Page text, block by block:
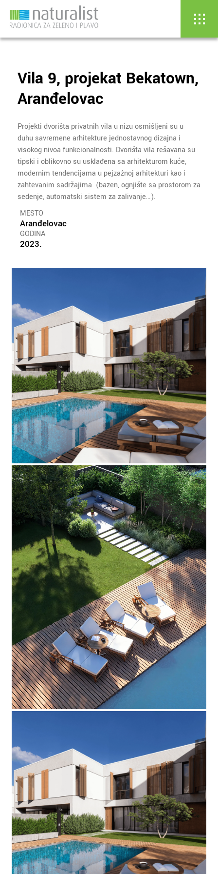
content
Vila 9, projekat Bekatown,
Aranđelovac
Projekti dvorišta privatnih vila u nizu osmišljeni su u
duhu savremene arhitekture jednostavnog dizajna i
visokog nivoa funkcionalnosti. Dvorišta vila rešavana su
tipski i oblikovno su usklađena sa arhitekturom kuće,
modernim tendencijama u pejzažnoj arhitekturi kao i
zahtevanim sadržajima (bazen, ognjište sa prostorom za
sedenje, automatski sistem za zalivanje…).
MESTO
Aranđelovac
GODINA
2023.